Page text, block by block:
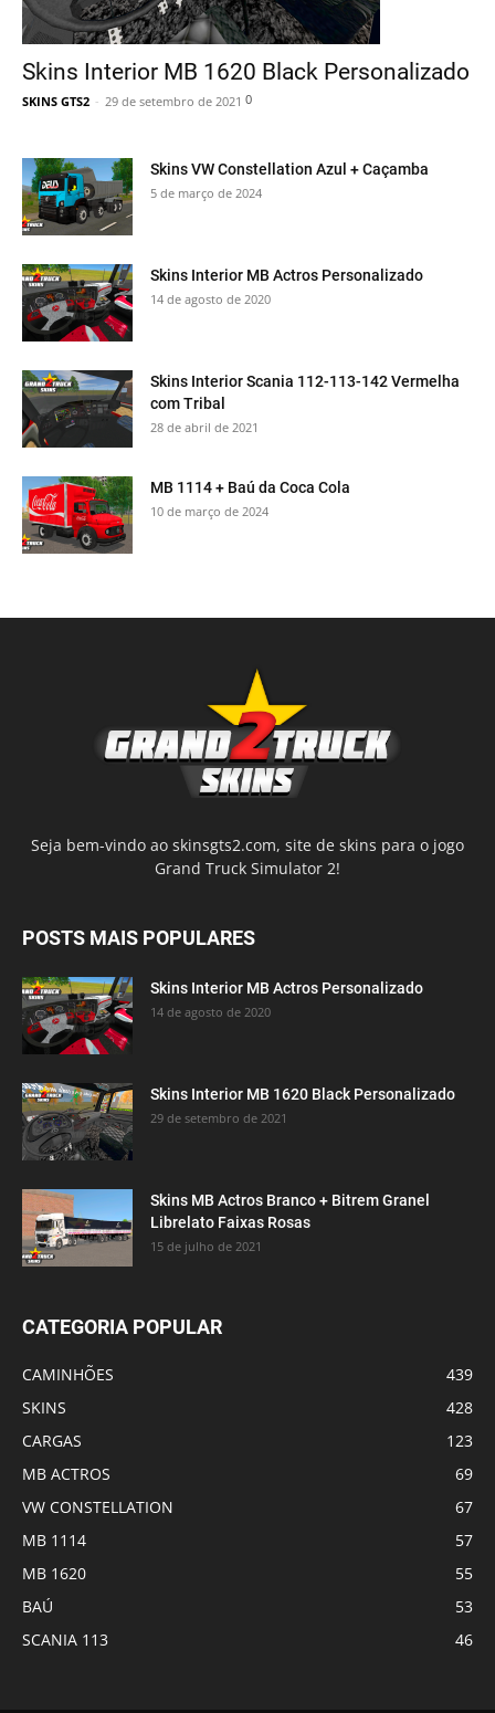
Skins Interior MB 1620 Black Personalizado
SKINS GTS2 - 29 de setembro de 2021 0
Skins VW Constellation Azul + Caçamba
5 de março de 2024
Skins Interior MB Actros Personalizado
14 de agosto de 2020
Skins Interior Scania 112-113-142 Vermelha
com Tribal
28 de abril de 2021
MB 1114 + Baú da Coca Cola
10 de março de 2024
Seja bem-vindo ao skinsgts2.com, site de skins para o jogo
Grand Truck Simulator 2!
POSTS MAIS POPULARES
Skins Interior MB Actros Personalizado
14 de agosto de 2020
Skins Interior MB 1620 Black Personalizado
29 de setembro de 2021
Skins MB Actros Branco + Bitrem Granel
Librelato Faixas Rosas
15 de julho de 2021
CATEGORIA POPULAR
CAMINHÕES
439
SKINS
428
CARGAS
123
MB ACTROS
69
VW CONSTELLATION
67
MB 1114
57
MB 1620
55
BAÚ
53
SCANIA 113
46